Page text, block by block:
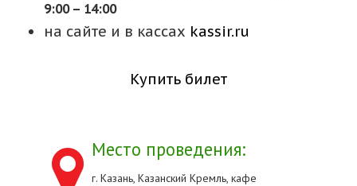
9:00 – 14:00
на сайте и в кассах kassir.ru
Купить билет
Место проведения:
г. Казань, Казанский Кремль, кафе